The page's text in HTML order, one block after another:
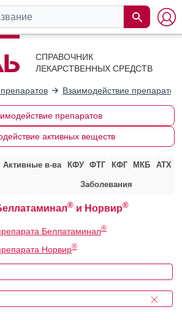
СПРАВОЧНИК
ЛЕКАРСТВЕННЫХ СРЕДСТВ
Взаимодействие препаратов
препаратов
активных веществ
Активные в-ва КФУ ФТГ КФГ МКБ АТХ
Заболевания
® и Норвир®
Беллатаминал®
Норвир®